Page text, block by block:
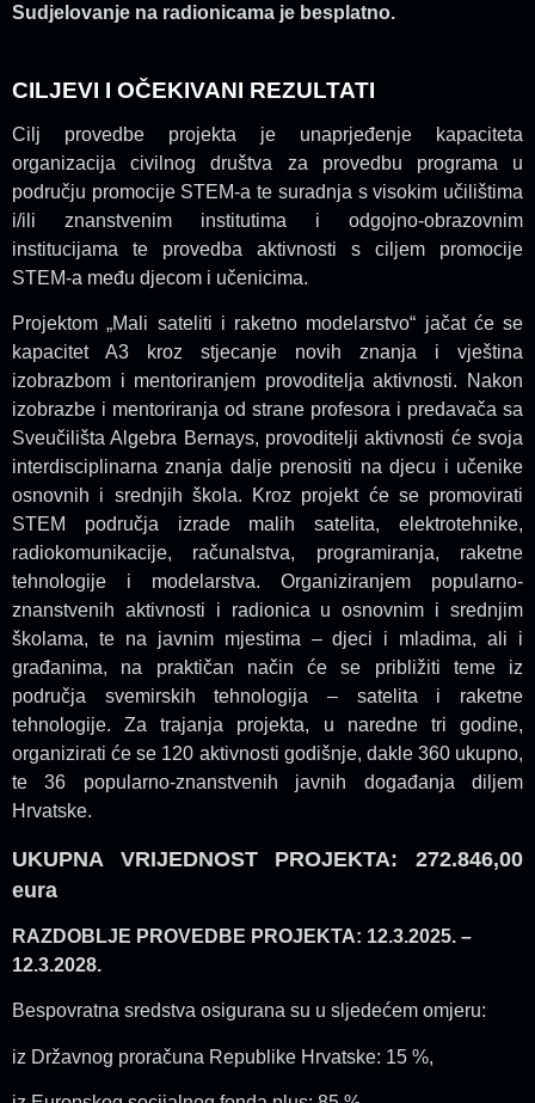
Sudjelovanje na radionicama je besplatno.
CILJEVI I OČEKIVANI REZULTATI
Cilj provedbe projekta je unaprjeđenje kapaciteta
organizacija civilnog društva za provedbu programa u
području promocije STEM-a te suradnja s visokim učilištima
i/ili znanstvenim institutima i odgojno-obrazovnim
institucijama te provedba aktivnosti s ciljem promocije
STEM-a među djecom i učenicima.
Projektom „Mali sateliti i raketno modelarstvo“ jačat će se
kapacitet A3 kroz stjecanje novih znanja i vještina
izobrazbom i mentoriranjem provoditelja aktivnosti. Nakon
izobrazbe i mentoriranja od strane profesora i predavača sa
Sveučilišta Algebra Bernays, provoditelji aktivnosti će svoja
interdisciplinarna znanja dalje prenositi na djecu i učenike
osnovnih i srednjih škola. Kroz projekt će se promovirati
STEM područja izrade malih satelita, elektrotehnike,
radiokomunikacije, računalstva, programiranja, raketne
tehnologije i modelarstva. Organiziranjem popularno-
znanstvenih aktivnosti i radionica u osnovnim i srednjim
školama, te na javnim mjestima – djeci i mladima, ali i
građanima, na praktičan način će se približiti teme iz
područja svemirskih tehnologija – satelita i raketne
tehnologije. Za trajanja projekta, u naredne tri godine,
organizirati će se 120 aktivnosti godišnje, dakle 360 ukupno,
te 36 popularno-znanstvenih javnih događanja diljem
Hrvatske.
UKUPNA VRIJEDNOST PROJEKTA: 272.846,00
eura
RAZDOBLJE PROVEDBE PROJEKTA: 12.3.2025. –
12.3.2028.
Bespovratna sredstva osigurana su u sljedećem omjeru:
iz Državnog proračuna Republike Hrvatske: 15 %,